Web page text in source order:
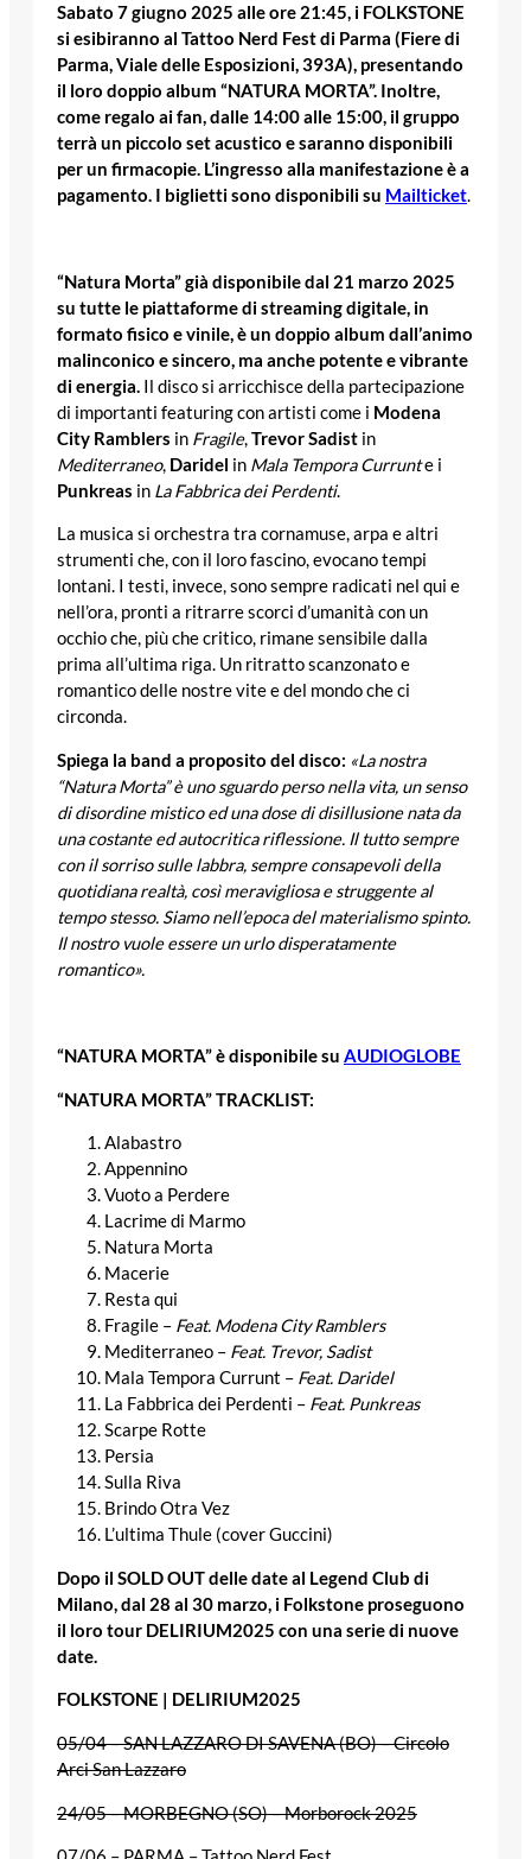
Sabato 7 giugno 2025 alle ore 21:45, i FOLKSTONE
si esibiranno al Tattoo Nerd Fest di Parma (Fiere di
Parma, Viale delle Esposizioni, 393A), presentando
il loro doppio album “NATURA MORTA”. Inoltre,
come regalo ai fan, dalle 14:00 alle 15:00, il gruppo
terrà un piccolo set acustico e saranno disponibili
per un firmacopie. L’ingresso alla manifestazione è a
pagamento. I biglietti sono disponibili su Mailticket.
“Natura Morta” già disponibile dal 21 marzo 2025
su tutte le piattaforme di streaming digitale, in
formato fisico e vinile, è un doppio album dall’animo
malinconico e sincero, ma anche potente e vibrante
di energia. Il disco si arricchisce della partecipazione
di importanti featuring con artisti come i Modena
City Ramblers in Fragile,Trevor Sadist in
Mediterraneo, Daridel in Mala Tempora Currunte i
Punkreas in La Fabbrica dei Perdenti.
La musica si orchestra tra cornamuse, arpa e altri
strumenti che, con il loro fascino, evocano tempi
lontani. I testi, invece, sono sempre radicati nel qui e
nell’ora, pronti a ritrarre scorci d’umanità con un
occhio che, più che critico, rimane sensibile dalla
prima all’ultima riga. Un ritratto scanzonato e
romantico delle nostre vite e del mondo che ci
circonda.
Spiega la band a proposito del disco: «La nostra
“Natura Morta” è uno sguardo perso nella vita, un senso
di disordine mistico ed una dose di disillusione nata da
una costante ed autocritica riflessione. Il tutto sempre
con il sorriso sulle labbra, sempre consapevoli della
quotidiana realtà, così meravigliosa e struggente al
tempo stesso. Siamo nell’epoca del materialismo spinto.
Il nostro vuole essere un urlo disperatamente
romantico».
“NATURA MORTA” è disponibile su AUDIOGLOBE
“NATURA MORTA” TRACKLIST:
Alabastro
Appennino
Vuoto a Perdere
Lacrime di Marmo
Natura Morta
Macerie
Resta qui
Fragile – Feat. Modena City Ramblers
Mediterraneo – Feat. Trevor, Sadist
Mala Tempora Currunt – Feat. Daridel
La Fabbrica dei Perdenti – Feat. Punkreas
Scarpe Rotte
Persia
Sulla Riva
Brindo Otra Vez
L’ultima Thule (cover Guccini)
Dopo il SOLD OUT delle date al Legend Club di
Milano, dal 28 al 30 marzo, i Folkstone proseguono
il loro tour DELIRIUM2025 con una serie di nuove
date.
FOLKSTONE | DELIRIUM2025
05/04 – SAN LAZZARO DI SAVENA (BO) – Circolo
Arci San Lazzaro
24/05 – MORBEGNO (SO) – Morborock 2025